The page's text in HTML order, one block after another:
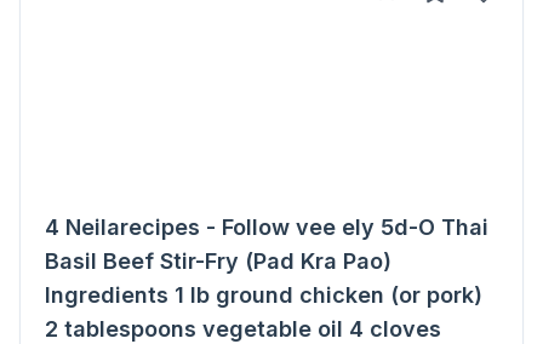
4 Neilarecipes - Follow vee ely 5d-O Thai
Basil Beef Stir-Fry (Pad Kra Pao)
Ingredients 1 Ib ground chicken (or pork)
2 tablespoons vegetable oil 4 cloves